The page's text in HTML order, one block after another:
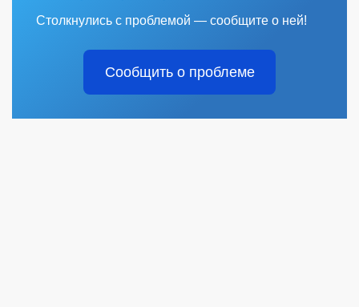
Столкнулись с проблемой — сообщите о ней!
Сообщить о проблеме